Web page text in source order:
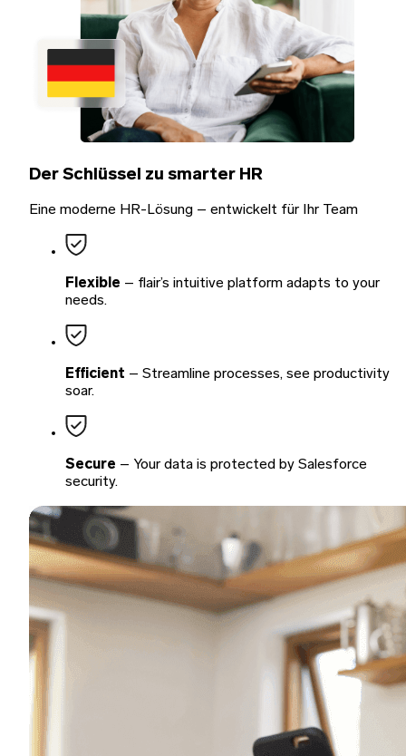
Der Schlüssel zu smarter HR
Eine moderne HR-Lösung – entwickelt für Ihr Team
Flexible – flair’s intuitive platform adapts to your
needs.
Efficient – Streamline processes, see productivity
soar.
Secure – Your data is protected by Salesforce
security.